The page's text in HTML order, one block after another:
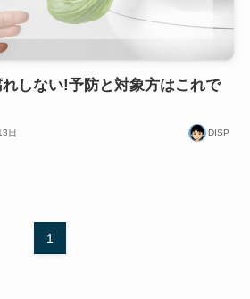
しない!予防と対象方はこれで
日 DISP
1